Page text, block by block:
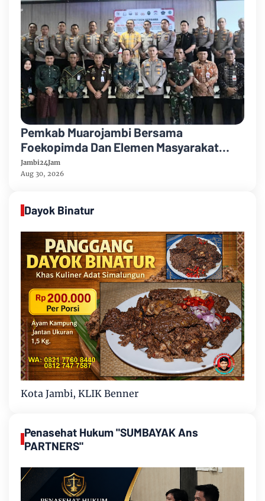
Pemkab Muarojambi Bersama
Foekopimda Dan Elemen Masyarakat
Menyatakan Sikap Dengan Tegas Tolak
Keberadaan Geng Motor
Jambi24Jam
Aug 30, 2026
Dayok Binatur
Kota Jambi, KLIK Benner
Penasehat Hukum "SUMBAYAK Ans
PARTNERS"